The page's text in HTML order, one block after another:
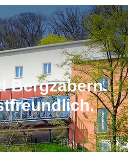
Bergzabern.